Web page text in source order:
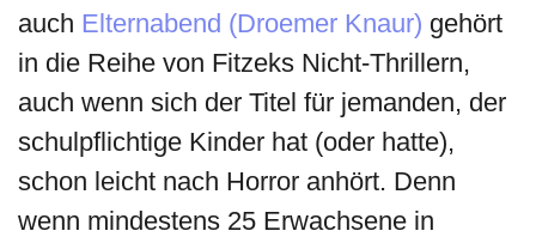
auch Elternabend (Droemer Knaur) gehört
in die Reihe von Fitzeks Nicht-Thrillern,
auch wenn sich der Titel für jemanden, der
schulpflichtige Kinder hat (oder hatte),
schon leicht nach Horror anhört. Denn
wenn mindestens 25 Erwachsene in